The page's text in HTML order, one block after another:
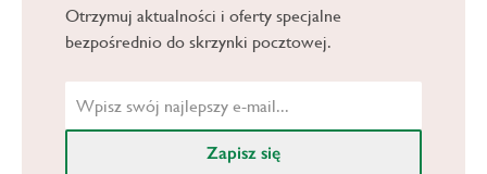
Otrzymuj aktualności i oferty specjalne
bezpośrednio do skrzynki pocztowej.